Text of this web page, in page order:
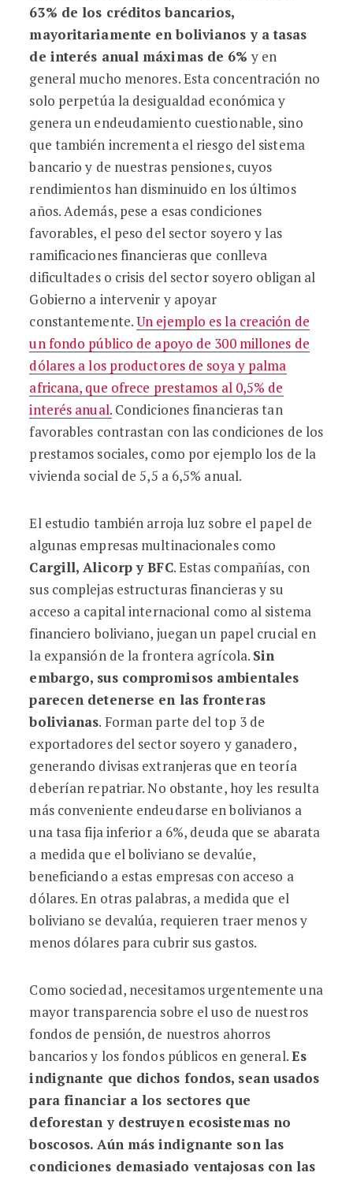
63% de los créditos bancarios,
mayoritariamente en bolivianos y a tasas
de interés anual máximas de 6% y en
general mucho menores. Esta concentración no
solo perpetúa la desigualdad económica y
genera un endeudamiento cuestionable, sino
que también incrementa el riesgo del sistema
bancario y de nuestras pensiones, cuyos
rendimientos han disminuido en los últimos
años. Además, pese a esas condiciones
favorables, el peso del sector soyero y las
ramificaciones financieras que conlleva
dificultades o crisis del sector soyero obligan al
Gobierno a intervenir y apoyar
constantemente.Un ejemplo es la creación de
un fondo público de apoyo de 300 millones de
dólares a los productores de soya y palma
africana, que ofrece prestamos al 0,5% de
interés anual.Condiciones financieras tan
favorables contrastan con las condiciones de los
prestamos sociales, como por ejemplo los de la
vivienda social de 5,5 a 6,5% anual.
El estudio también arroja luz sobre el papel de
algunas empresas multinacionales como
Cargill, Alicorp y BFC. Estas compañías, con
sus complejas estructuras financieras y su
acceso a capital internacional como al sistema
financiero boliviano, juegan un papel crucial en
la expansión de la frontera agrícola. Sin
embargo, sus compromisos ambientales
parecen detenerse en las fronteras
bolivianas. Forman parte del top 3 de
exportadores del sector soyero y ganadero,
generando divisas extranjeras que en teoría
deberían repatriar. No obstante, hoy les resulta
más conveniente endeudarse en bolivianos a
una tasa fija inferior a 6%, deuda que se abarata
a medida que el boliviano se devalúe,
beneficiando a estas empresas con acceso a
dólares. En otras palabras, a medida que el
boliviano se devalúa, requieren traer menos y
menos dólares para cubrir sus gastos.
Como sociedad, necesitamos urgentemente una
mayor transparencia sobre el uso de nuestros
fondos de pensión, de nuestros ahorros
bancarios y los fondos públicos en general.Es
indignante que dichos fondos, sean usados
para financiar a los sectores que
deforestan y destruyen ecosistemas no
boscosos. Aún más indignante son las
condiciones demasiado ventajosas con las